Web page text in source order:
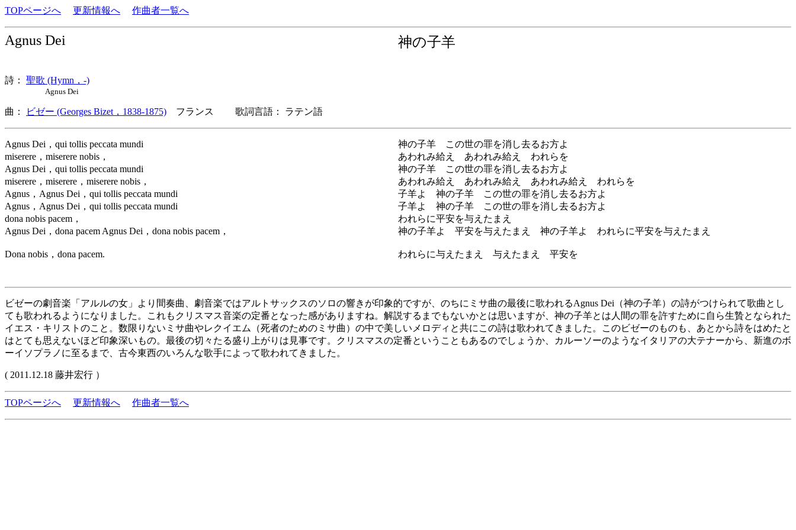
TOPページへ 更新情報へ 作曲者一覧へ
Agnus Dei 神の子羊
詩： 聖歌 (Hymn，-)
Agnus Dei
曲： ビゼー (Georges Bizet，1838-1875) フランス 歌詞言語： ラテン語
Agnus Dei，qui tollis peccata mundi
miserere，miserere nobis，
Agnus Dei，qui tollis peccata mundi
miserere，miserere，miserere nobis，
Agnus，Agnus Dei，qui tollis peccata mundi
Agnus，Agnus Dei，qui tollis peccata mundi
dona nobis pacem，
Agnus Dei，dona pacem Agnus Dei，dona nobis pacem，
Dona nobis，dona pacem.
神の子羊 この世の罪を消し去るお方よ
あわれみ給え あわれみ給え われらを
神の子羊 この世の罪を消し去るお方よ
あわれみ給え あわれみ給え あわれみ給え われらを
子羊よ 神の子羊 この世の罪を消し去るお方よ
子羊よ 神の子羊 この世の罪を消し去るお方よ
われらに平安を与えたまえ
神の子羊よ 平安を与えたまえ 神の子羊よ われらに平安を与えたまえ
われらに与えたまえ 与えたまえ 平安を
ビゼーの劇音楽「アルルの女」より間奏曲、劇音楽ではアルトサックスのソロの響きが印象的ですが、のちにミサ曲の最後に歌われるAgnus Dei（神の子羊）の詩がつけられて歌曲とし
ても歌われるようになりました。これもクリスマス音楽の定番となった感がありますね。解説するまでもないかとは思いますが、神の子羊とは人間の罪を許すために自ら生贄となられた
イエス・キリストのこと。数限りないミサ曲やレクイエム（死者のためのミサ曲）の中で美しいメロディと共にこの詩は歌われてきました。このビゼーのものも、あとから詩をはめたと
はとても思えないほど印象深いもの。最後の切々たる盛り上がりは見事です。クリスマスの定番ということもあるのでしょうか、カルーソーのようなイタリアの大テナーから、新進のボ
ーイソプラノに至るまで、古今東西のいろんな歌手によって歌われてきました。
( 2011.12.18 藤井宏行 ）
TOPページへ 更新情報へ 作曲者一覧へ